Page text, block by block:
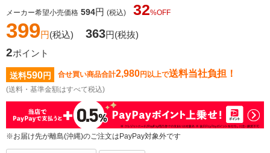
メーカー希望小売価格 594円 (税込) 32%OFF
399円(税込) 363円(税抜)
2ポイント
送料590円 合せ買い商品合計2,980円以上で送料当社負担！
(送料・基準金額はすべて税込)
※お届け先が離島(沖縄)のご注文はPayPay対象外です